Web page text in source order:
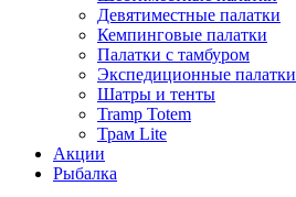
Девятиместные палатки
Кемпинговые палатки
Палатки с тамбуром
Экспедиционные палатки
Шатры и тенты
Tramp Totem
Трам Lite
Акции
Рыбалка